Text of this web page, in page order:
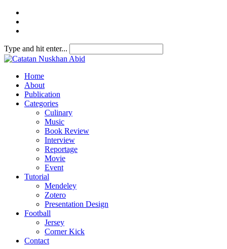
Type and hit enter...
Home
About
Publication
Categories
Culinary
Music
Book Review
Interview
Reportage
Movie
Event
Tutorial
Mendeley
Zotero
Presentation Design
Football
Jersey
Corner Kick
Contact